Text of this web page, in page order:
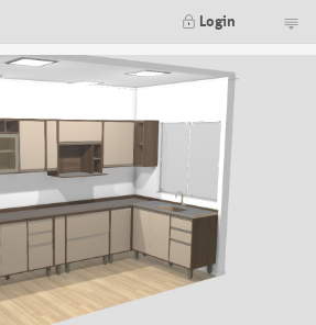
Login